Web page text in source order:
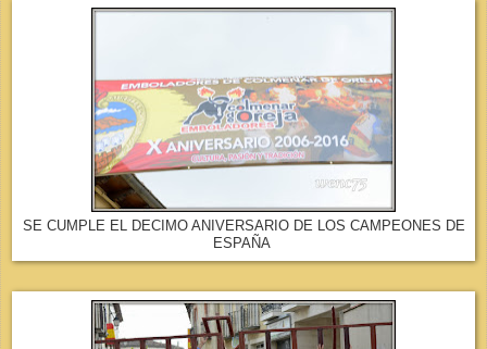
SE CUMPLE EL DECIMO ANIVERSARIO DE LOS CAMPEONES DE
ESPAÑA